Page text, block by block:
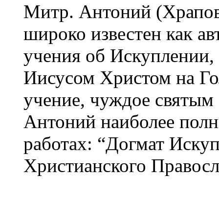
Митр. Антоний
широко известен как
учения об
Иисусом Христом на
учение, чуждое
Антоний наиболее
работах: “Догмат
Христианского